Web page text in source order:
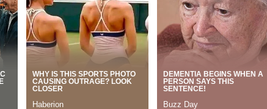
පෙළ
පද පෙළ